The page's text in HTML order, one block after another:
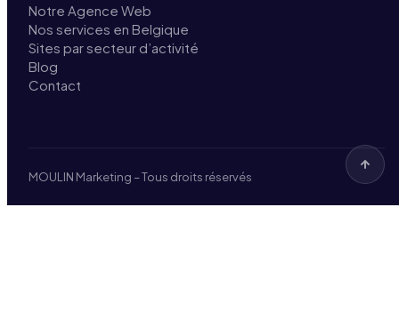
Notre Agence Web
Nos services en Belgique
Sites par secteur d’activité
Blog
Contact
MOULIN Marketing – Tous droits réservés